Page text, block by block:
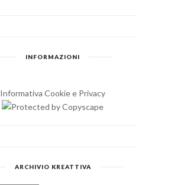
INFORMAZIONI
Informativa Cookie e Privacy
ARCHIVIO KREATTIVA